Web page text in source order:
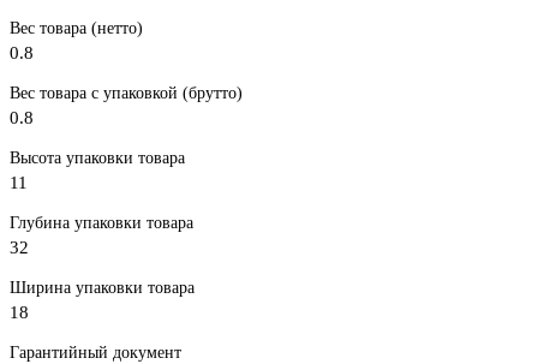
Вес товара (нетто)
0.8
Вес товара с упаковкой (брутто)
0.8
Высота упаковки товара
11
Глубина упаковки товара
32
Ширина упаковки товара
18
Гарантийный документ